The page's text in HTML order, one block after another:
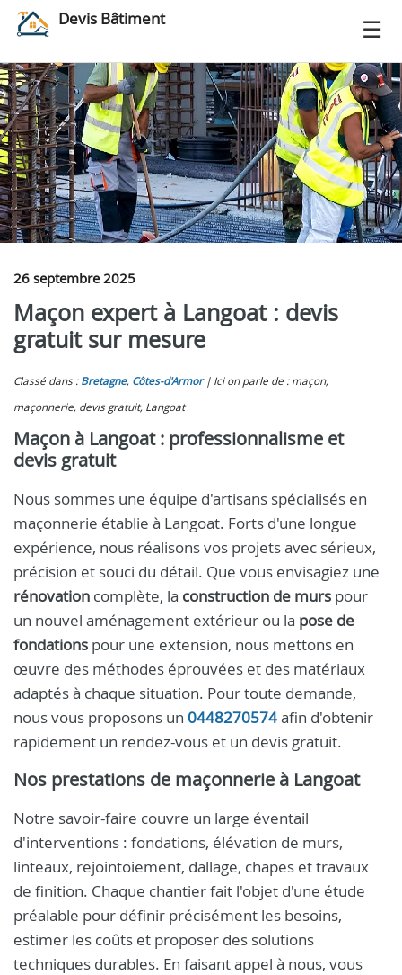
Devis Bâtiment
26 septembre 2025
Maçon expert à Langoat : devis
gratuit sur mesure
Classé dans : Bretagne, Côtes-d'Armor
Ici on parle de : maçon,
maçonnerie, devis gratuit, Langoat
Maçon à Langoat : professionnalisme et
devis gratuit
Nous sommes une équipe d'artisans spécialisés en
maçonnerie établie à Langoat. Forts d'une longue
expérience, nous réalisons vos projets avec sérieux,
précision et souci du détail. Que vous envisagiez une
rénovation complète, la construction de murs pour
un nouvel aménagement extérieur ou la pose de
fondations pour une extension, nous mettons en
œuvre des méthodes éprouvées et des matériaux
adaptés à chaque situation. Pour toute demande,
nous vous proposons un 0448270574afin d'obtenir
rapidement un rendez-vous et un devis gratuit.
Nos prestations de maçonnerie à Langoat
Notre savoir-faire couvre un large éventail
d'interventions : fondations, élévation de murs,
linteaux, rejointoiement, dallage, chapes et travaux
de finition. Chaque chantier fait l'objet d'une étude
préalable pour définir précisément les besoins,
estimer les coûts et proposer des solutions
techniques durables. En faisant appel à nous, vous